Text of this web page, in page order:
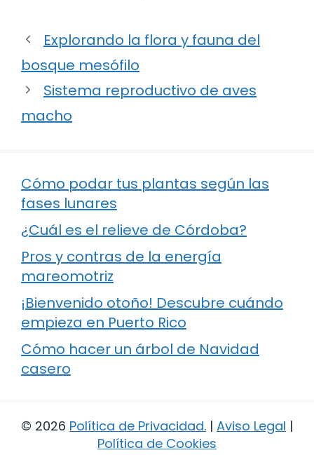
Explorando la flora y fauna del
bosque mesófilo
Sistema reproductivo de aves
macho
Cómo podar tus plantas según las
fases lunares
¿Cuál es el relieve de Córdoba?
Pros y contras de la energía
mareomotriz
¡Bienvenido otoño! Descubre cuándo
empieza en Puerto Rico
Cómo hacer un árbol de Navidad
casero
© 2026 Política de Privacidad. | Aviso Legal |
Política de Cookies